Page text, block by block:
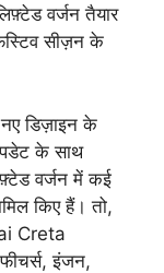
वर्जन तैयार
सीज़न के
डिज़ाइन के
के साथ
वर्जन में कई
किए हैं। तो,
Creta
इंजन,